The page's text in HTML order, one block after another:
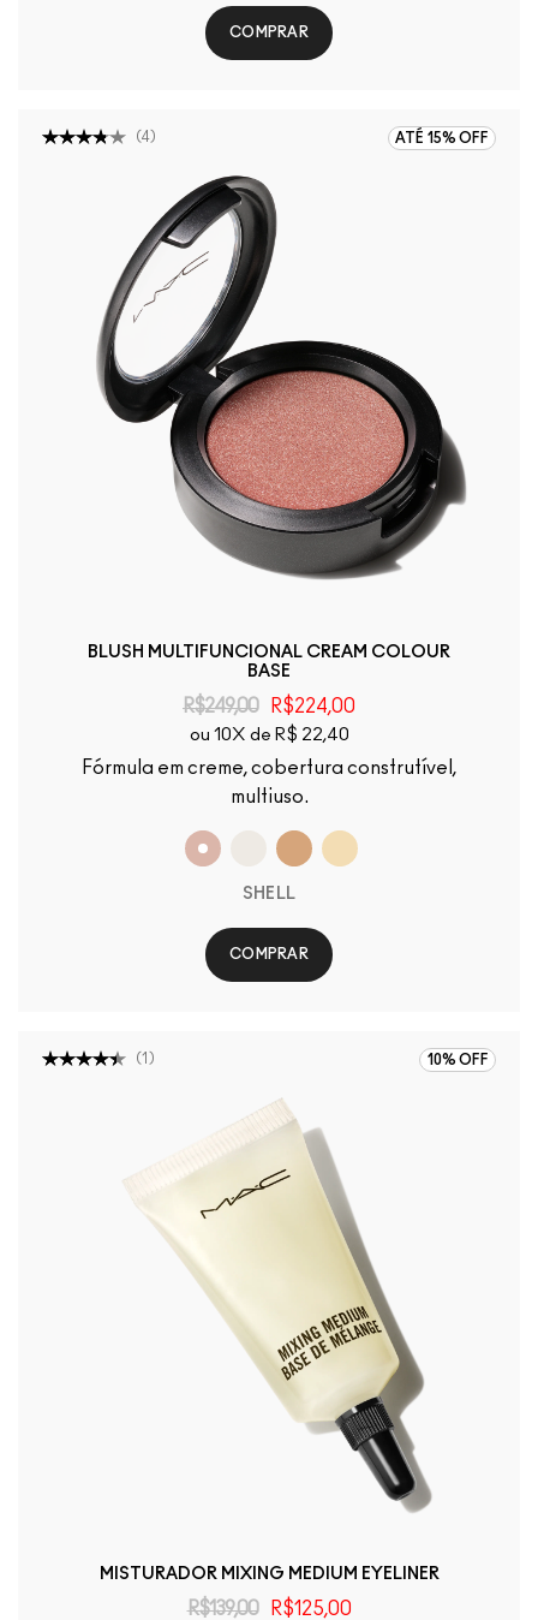
COMPRAR
ATÉ 15% OFF
(4)
BLUSH MULTIFUNCIONAL CREAM COLOUR
BASE
R$249,00 R$224,00
ou 10X de R$ 22,40
Fórmula em creme, cobertura construtível,
multiuso.
SHELL
COMPRAR
10% OFF
(1 )
MISTURADOR MIXING MEDIUM EYELINER
R$139,00 R$125,00